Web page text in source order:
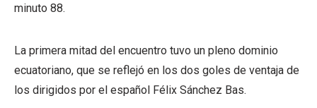
minuto 88.
La primera mitad del encuentro tuvo un pleno dominio
ecuatoriano, que se reflejó en los dos goles de ventaja de
los dirigidos por el español Félix Sánchez Bas.